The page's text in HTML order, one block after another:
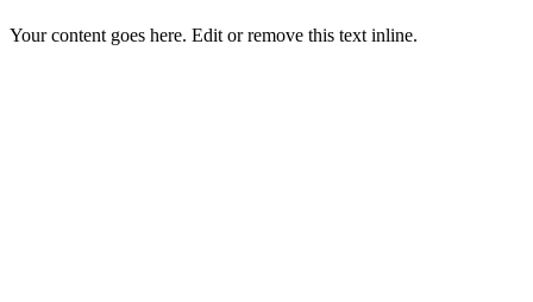
Your content goes here. Edit or remove this text inline.